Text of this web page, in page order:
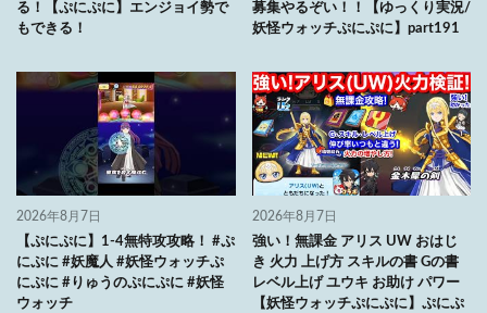
る！【ぷにぷに】エンジョイ勢で
もできる！
募集やるぞい！！【ゆっくり実況/
妖怪ウォッチぷにぷに】part191
2026年8月7日
【ぷにぷに】1-4無特攻攻略！ #ぷ
にぷに #妖魔人 #妖怪ウォッチぷ
にぷに #りゅうのぷにぷに #妖怪
ウォッチ
2026年8月7日
強い！無課金 アリス UW おはじ
き 火力 上げ方 スキルの書 Gの書
レベル上げ ユウキ お助け パワー
【妖怪ウォッチぷにぷに】ぷにぷ